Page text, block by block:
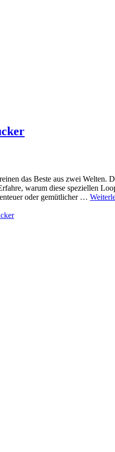
das Beste aus zwei Welten.
warum diese speziellen
oder gemütlicher …